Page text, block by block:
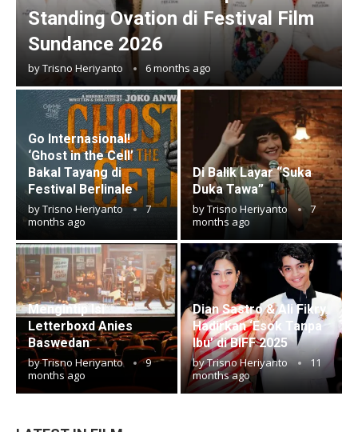
Standing Ovation di Festival Film
Sundance 2026
byTrisno Heriyanto 6 months ago
Go Internasional!
‘Ghost in the Cell’
Bakal Tayang di
Festival Berlinale
byTrisno Heriyanto
7
months ago
Di Balik Layar “Suka
Duka Tawa”
byTrisno Heriyanto
7
months ago
Mengintip Isi
Letterboxd Anies
Baswedan
byTrisno Heriyanto
9
months ago
Dian Sastro & Ali Fikry
Hadirkan ‘Esok Tanpa
Ibu’ di BIFF 2025
byTrisno Heriyanto
11
months ago